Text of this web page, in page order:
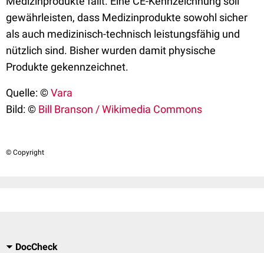
gewährleisten, dass Medizinprodukte sowohl sicher
als auch medizinisch-technisch leistungsfähig und
nützlich sind. Bisher wurden damit physische
Produkte gekennzeichnet.
Quelle: ©Vara
Bild: © Bill Branson / Wikimedia Commons
© Copyright
DocCheck